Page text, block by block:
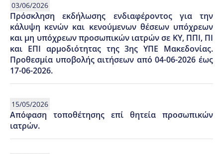
03/06/2026
Πρόσκληση εκδήλωσης ενδιαφέροντος για την
κάλυψη κενών και κενούμενων θέσεων υπόχρεων
και μη υπόχρεων προσωπικών ιατρών σε ΚΥ, ΠΠΙ, ΠΙ
και ΕΠΙ αρμοδιότητας της 3ης ΥΠΕ Μακεδονίας.
Προθεσμία υποβολής αιτήσεων από 04-06-2026 έως
17-06-2026.
15/05/2026
Απόφαση τοποθέτησης επί θητεία προσωπικών
ιατρών.